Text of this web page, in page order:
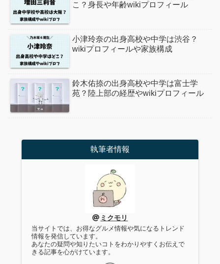
こ？身長や年齢wikiプロフィール
小津玲奈の出身高校や中学は渋谷？
wikiプロフィールや家族構成
鈴木佑捺の出身高校や中学は富士学
苑？陸上部の経歴やwikiプロフィール
執筆者情報
ミクモリ
当サイトでは、お得なグルメ情報や気になるトレンド
情報を発信しています。
あなたの疑問や知りたいコトをわかりやすくお伝えで
きる記事を心がけています。